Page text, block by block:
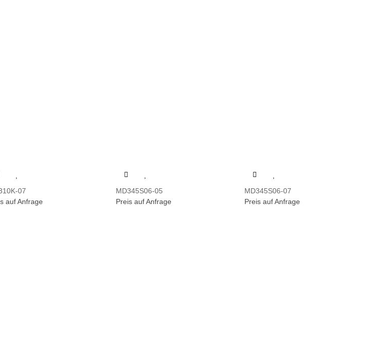
07
auf Anfrage
MD345S06-05
Preis auf Anfrage
MD345S06-07
Preis auf Anfrage